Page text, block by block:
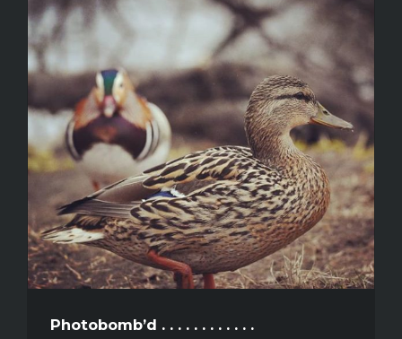
Photobomb’d . . . . . . . . . . . .